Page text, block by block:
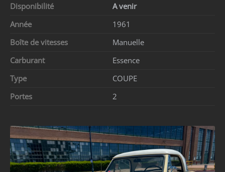
Disponibilité
A venir
Année
1961
Boîte de vitesses
Manuelle
Carburant
Essence
Type
COUPE
Portes
2